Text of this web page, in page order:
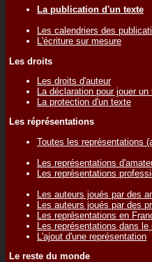
La publication d'un texte
Les calendriers des
L'écriture sur mesure
Les droits
Les droits d'auteur
La déclaration pour jouer
La protection d'un texte
Les réprésentations
Toutes les représentations
Les représentations
Les représentations
Les auteurs joués par des
Les auteurs joués par des
Les représentations en
Les représentations dans le
L'ajout d'une représentation
Le reste du monde